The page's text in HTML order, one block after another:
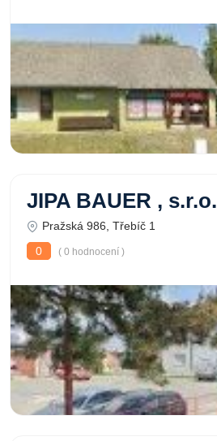
JIPA BAUER , s.r.o.
Pražská 986, Třebíč 1
0
( 0 hodnocení )